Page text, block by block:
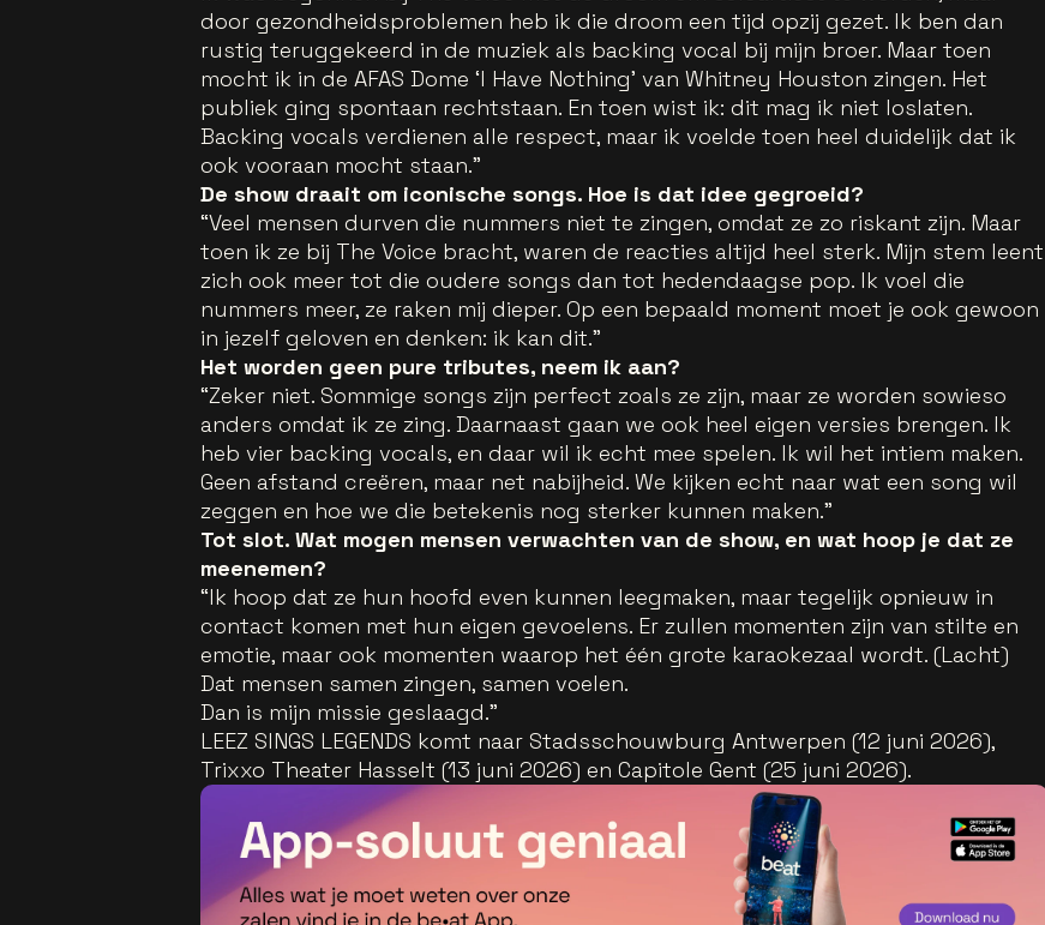
door gezondheidsproblemen heb ik die droom een tijd opzij gezet. Ik ben dan
rustig teruggekeerd in de muziek als backing vocal bij mijn broer. Maar toen
mocht ik in de AFAS Dome ‘I Have Nothing’ van Whitney Houston zingen. Het
publiek ging spontaan rechtstaan. En toen wist ik: dit mag ik niet loslaten.
Backing vocals verdienen alle respect, maar ik voelde toen heel duidelijk dat ik
ook vooraan mocht staan.”
De show draait om iconische songs. Hoe is dat idee gegroeid?
“Veel mensen durven die nummers niet te zingen, omdat ze zo riskant zijn. Maar
toen ik ze bij The Voice bracht, waren de reacties altijd heel sterk. Mijn stem leent
zich ook meer tot die oudere songs dan tot hedendaagse pop. Ik voel die
nummers meer, ze raken mij dieper. Op een bepaald moment moet je ook gewoon
in jezelf geloven en denken: ik kan dit.”
Het worden geen pure tributes, neem ik aan?
“Zeker niet. Sommige songs zijn perfect zoals ze zijn, maar ze worden sowieso
anders omdat ik ze zing. Daarnaast gaan we ook heel eigen versies brengen. Ik
heb vier backing vocals, en daar wil ik echt mee spelen. Ik wil het intiem maken.
Geen afstand creëren, maar net nabijheid. We kijken echt naar wat een song wil
zeggen en hoe we die betekenis nog sterker kunnen maken.”
Tot slot. Wat mogen mensen verwachten van de show, en wat hoop je dat ze
meenemen?
“Ik hoop dat ze hun hoofd even kunnen leegmaken, maar tegelijk opnieuw in
contact komen met hun eigen gevoelens. Er zullen momenten zijn van stilte en
emotie, maar ook momenten waarop het één grote karaokezaal wordt. (Lacht)
Dat mensen samen zingen, samen voelen.
Dan is mijn missie geslaagd.”
LEEZ SINGS LEGENDS komt naar Stadsschouwburg Antwerpen (12 juni 2026),
Trixxo Theater Hasselt (13 juni 2026) en Capitole Gent (25 juni 2026).